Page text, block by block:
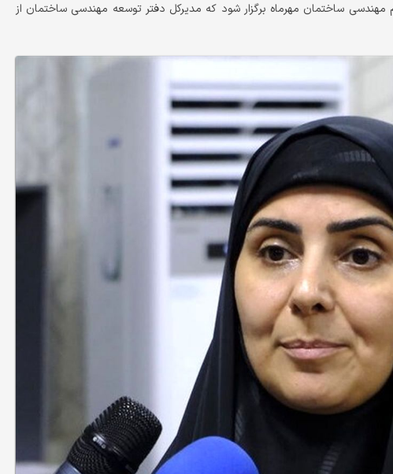
مهندسی ساختمان مهرماه برگزار شود که مدیرکل دفتر توسعه مهندسی ساختمان از